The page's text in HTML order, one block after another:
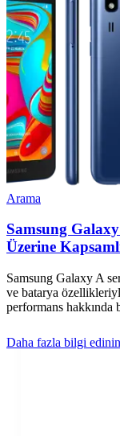
Arama
Samsung
Üzerine
Samsung Galaxy A
ve batarya
performans
Daha fazla bilgi edinin